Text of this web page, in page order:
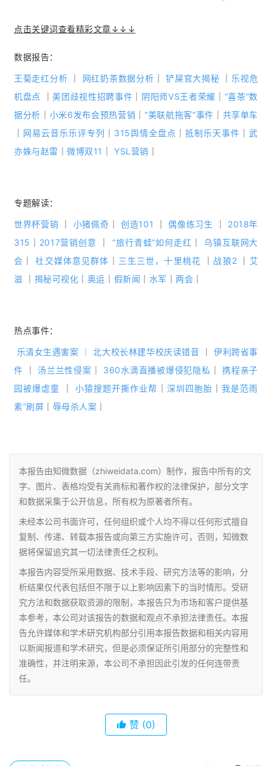
点击关键词查看精彩文章↓↓↓
数据报告：
王菊走红分析 网红奶茶数据分析 铲屎官大揭秘
乐视危
机盘点
｜美团歧视性招聘事件 阴阳师VS王者荣耀
“喜茶”数
据分析
小米6发布会预热营销 “美联航拖客”事件
共享单车
网易云音乐乐评专列 315舆情全盘点 ｜抵制乐天事件 ｜武
亦姝与赵雷
｜微博双11 ｜YSL营销
专题解读：
世界杯营销 小猪佩奇 ｜创造101 ｜偶像练习生
2018年
315
2017营销创意 “旅行青蛙”如何走红
乌镇互联网大
会
社交媒体意见群体 三生三世，十里桃花 战狼2
艾
滋
揭秘可视化 奥运 假新闻 水军 ｜两会
热点事件：
乐清女生遇害案 北大校长林建华校庆读错音 ｜伊利跨省事
件
汤兰兰性侵案 360水滴直播被爆侵犯隐私 ｜携程亲子
园被爆虐童
小猿搜题开撕作业帮 深圳四胞胎 ｜我是范雨
素”刷屏
辱母杀人案
本报告由知微数据（zhiweidata.com）制作，报告中所有的文
字、图片、表格均受有关商标和著作权的法律保护，部分文字
和数据采集于公开信息，所有权为原著者所有。
未经本公司书面许可，任何组织或个人均不得以任何形式擅自
复制、传递、转载本报告或向第三方实施许可，否则，知微数
据将保留追究其一切法律责任之权利。
本报告内容受所采用数据、技术手段、研究方法等的影响，分
析结果仅代表包括但不限于以上影响因素下的当时情形。受研
究方法和数据获取资源的限制，本报告只为市场和客户提供基
本参考，本公司对该报告的数据和观点不承担法律责任。本报
告允许媒体和学术研究机构部分引用本报告数据和相关内容用
以新闻报道和学术研究，但是必须保证所引用部分的完整性和
准确性，并注明来源，本公司不承担因此引发的任何连带责
任。
赞 (0)